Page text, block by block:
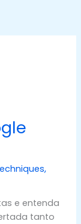
,
e entenda
tanto